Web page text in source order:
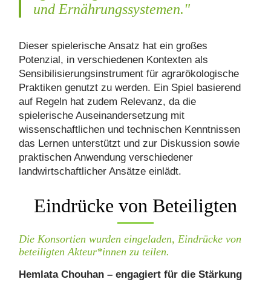
und Ernährungssystemen."
Dieser spielerische Ansatz hat ein großes
Potenzial, in verschiedenen Kontexten als
Sensibilisierungsinstrument für agrarökologische
Praktiken genutzt zu werden. Ein Spiel basierend
auf Regeln hat zudem Relevanz, da die
spielerische Auseinandersetzung mit
wissenschaftlichen und technischen Kenntnissen
das Lernen unterstützt und zur Diskussion sowie
praktischen Anwendung verschiedener
landwirtschaftlicher Ansätze einlädt.
Eindrücke von Beteiligten
Die Konsortien wurden eingeladen, Eindrücke von
beteiligten Akteur*innen zu teilen.
Hemlata Chouhan – engagiert für die Stärkung